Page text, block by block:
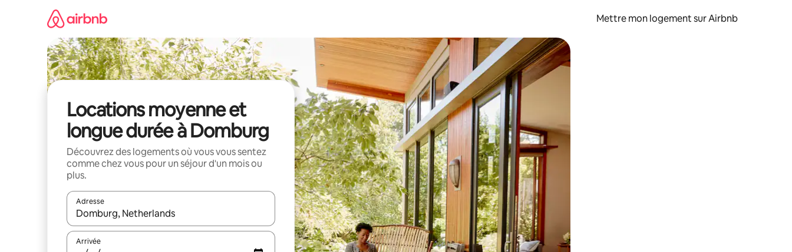
Mettre mon logement sur Airbnb
Locations moyenne et
longue durée à Domburg
Découvrez des logements où vous vous sentez
comme chez vous pour un séjour d'un mois ou
plus.
Adresse
Lorsque les résultats s'affichent, utilisez les flèches vers le haut et vers le bas pour les parcourir ou en appuyant et en faisant glisser.
Arrivée